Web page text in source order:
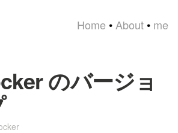
Home • About • me
のバージョ